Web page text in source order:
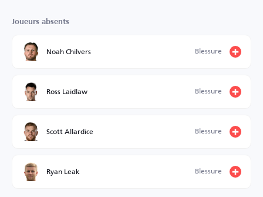
Joueurs absents
Noah Chilvers Blessure
Ross Laidlaw Blessure
Scott Allardice Blessure
Ryan Leak Blessure